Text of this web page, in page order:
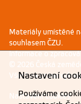
Materiály umístěné
souhlasem ČZU.
Informace o
© 2026 Česká
Všechna práva
Nastavení cookies
Nastavení
Používáme